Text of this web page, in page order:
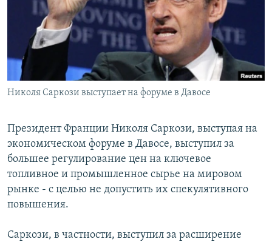
РАСПИСАНИЕ ВЕЩАНИЯ
ПОДПИШИТЕСЬ НА РАССЫЛКУ
СОЦИАЛЬНЫЕ СЕТИ
Все сайты РСЕ/РС
Николя Саркози выступает на форуме в Давосе
Президент Франции Николя Саркози, выступая на
экономическом форуме в Давосе, выступил за
большее регулирование цен на ключевое
топливное и промышленное сырье на мировом
рынке - с целью не допустить их спекулятивного
повышения.
Саркози, в частности, выступил за расширение